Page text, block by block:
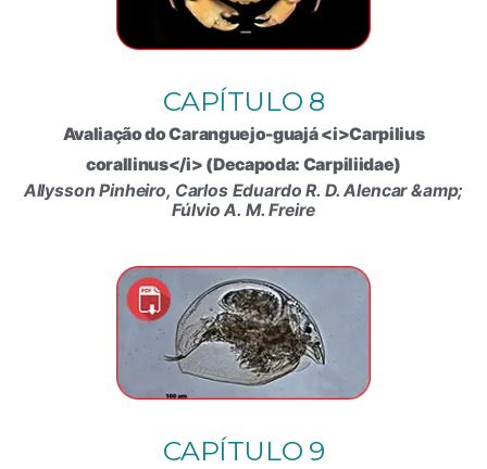
CAPÍTULO 8
Avaliação do Caranguejo-guajá <i>Carpilius
corallinus</i> (Decapoda: Carpiliidae)
Allysson Pinheiro, Carlos Eduardo R. D. Alencar &amp;
Fúlvio A. M. Freire
CAPÍTULO 9